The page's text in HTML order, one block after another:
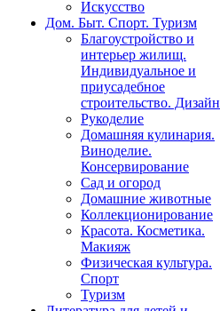
Искусство
Дом. Быт. Спорт. Туризм
Благоустройство и
интерьер жилищ.
Индивидуальное и
приусадебное
строительство. Дизайн
Рукоделие
Домашняя кулинария.
Виноделие.
Консервирование
Сад и огород
Домашние животные
Коллекционирование
Красота. Косметика.
Макияж
Физическая культура.
Спорт
Туризм